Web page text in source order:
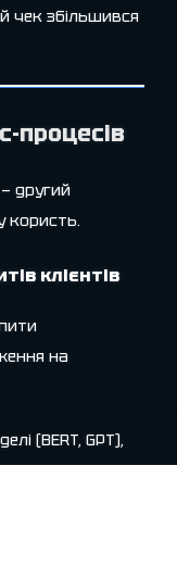
чек збільшився
процесів
другий
користь.
клієнтів
на
(BERT, GPT),